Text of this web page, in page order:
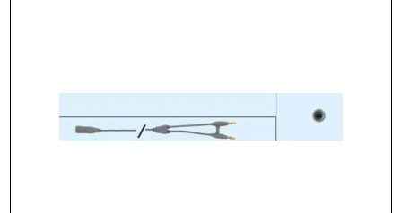
Beställning Kontakta oss